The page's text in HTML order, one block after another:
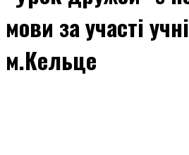
мови за участі
м.Кельце